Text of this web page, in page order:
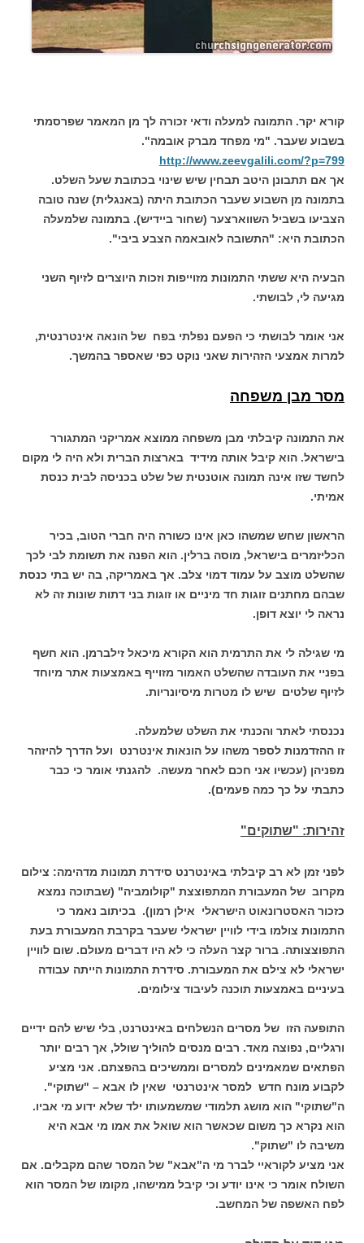
קורא יקר. התמונה למעלה ודאי זכורה לך מן המאמר שפרסמתי
בשבוע שעבר. "מי מפחד מברק אובמה".
http://www.zeevgalili.com/?p=799
אך אם תתבונן היטב תבחין שיש שינוי בכתובת שעל השלט.
בתמונה מן השבוע שעבר הכתובת היתה (באנגלית) שנה טובה
הצביעו בשביל השווארצער (שחור ביידיש). בתמונה שלמעלה
הכתובת היא: "התשובה לאובאמה הצבע ביבי".
הבעיה היא ששתי התמונות מזוייפות וזכות היוצרים לזיוף השני
מגיעה לי, לבושתי.
אני אומר לבושתי כי הפעם נפלתי בפח של הונאה אינטרנטית,
למרות אמצעי הזהירות שאני נוקט כפי שאספר בהמשך.
מסר מבן משפחה
את התמונה קיבלתי מבן משפחה ממוצא אמריקני המתגורר
בישראל. הוא קיבל אותה מידיד בארצות הברית ולא היה לי מקום
לחשד שזו אינה תמונה אוטנטית של שלט בכניסה לבית כנסת
אמיתי.
הראשון שחש שמשהו כאן אינו כשורה היה חברי הטוב, בכיר
הכליזמרים בישראל, מוסה ברלין. הוא הפנה את תשומת לבי לכך
שהשלט מוצב על עמוד דמוי צלב. אך באמריקה, בה יש בתי כנסת
שבהם מחתנים זוגות חד מיניים או זוגות בני דתות שונות זה לא
נראה לי יוצא דופן.
מי שגילה לי את התרמית הוא הקורא מיכאל זילברמן. הוא חשף
בפניי את העובדה שהשלט האמור מזוייף באמצעות אתר מיוחד
לזיוף שלטים שיש לו מטרות מיסיונריות.
נכנסתי לאתר והכנתי את השלט שלמעלה.
זו ההזדמנות לספר משהו על הונאות אינטרנט ועל הדרך להיזהר
מפניהן (עכשיו אני חכם לאחר מעשה. להגנתי אומר כי כבר
כתבתי על כך כמה פעמים).
זהירות: "שתוקים"
לפני זמן לא רב קיבלתי באינטרנט סידרת תמונות מדהימה: צילום
מקרוב של המעבורת המתפוצצת "קולומביה" (שבתוכה נמצא
כזכור האסטרונאוט הישראלי אילן רמון). בכיתוב נאמר כי
התמונות צולמו בידי לוויין ישראלי שעבר בקרבת המעבורת בעת
התפוצצותה. ברור קצר העלה כי לא היו דברים מעולם. שום לוויין
ישראלי לא צילם את המעבורת. סידרת התמונות הייתה עבודה
בעיניים באמצעות תוכנה לעיבוד צילומים.
התופעה הזו של מסרים הנשלחים באינטרנט, בלי שיש להם ידיים
ורגליים, נפוצה מאד. רבים מנסים להוליך שולל, אך רבים יותר
הפתאים שמאמינים למסרים וממשיכים בהפצתם. אני מציע
לקבוע מונח חדש למסר אינטרנטי שאין לו אבא – "שתוקי".
ה"שתוקי" הוא מושג תלמודי שמשמעותו ילד שלא ידוע מי אביו.
הוא נקרא כך משום שכאשר הוא שואל את אמו מי אבא היא
משיבה לו "שתוק".
אני מציע לקוראיי לברר מי ה"אבא" של המסר שהם מקבלים. אם
השולח אומר כי אינו יודע וכי קיבל ממישהו, מקומו של המסר הוא
לפח האשפה של המחשב.